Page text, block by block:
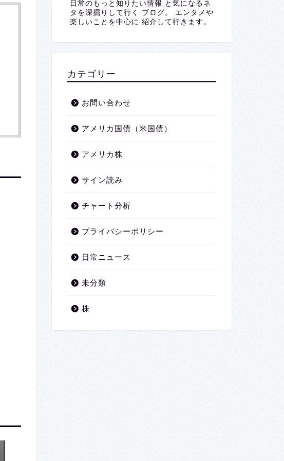
日常のもっと知りたい情報 と気になるネ
タを深掘りして行く ブログ。 エンタメや
楽しいことを中心に 紹介して行きます。
カテゴリー
お問い合わせ
アメリカ国債（米国債）
アメリカ株
サイン読み
チャート分析
プライバシーポリシー
日常ニュース
未分類
株